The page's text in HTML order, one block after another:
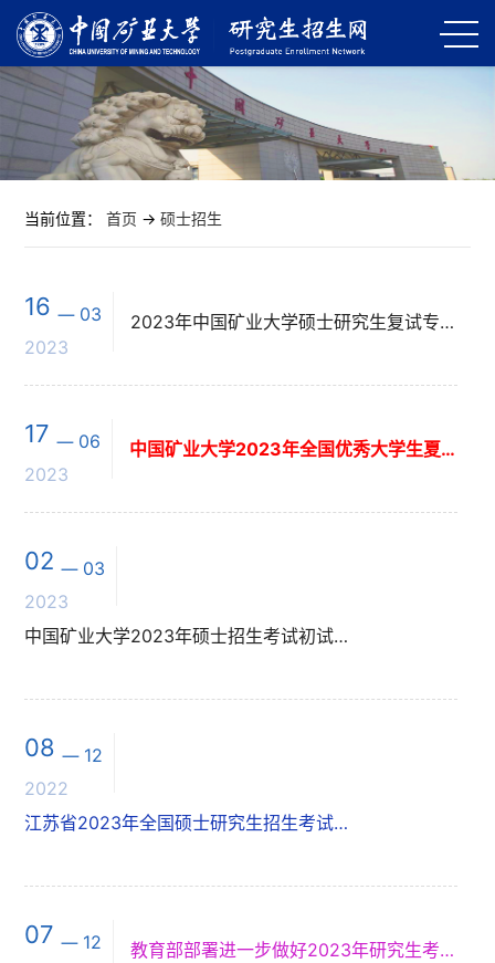
当前位置：首页 ->硕士招生
16
03
2023
2023年中国矿业大学硕士研究生复试专栏（陆续发布）
17
06
2023
中国矿业大学2023年全国优秀大学生夏令营专栏（持续更新）
02
03
2023
中国矿业大学2023年硕士招生考试初试成绩复查结果
08
12
2022
江苏省2023年全国硕士研究生招生考试考生借考公告
07
12
教育部部署进一步做好2023年研究生考试组织工作